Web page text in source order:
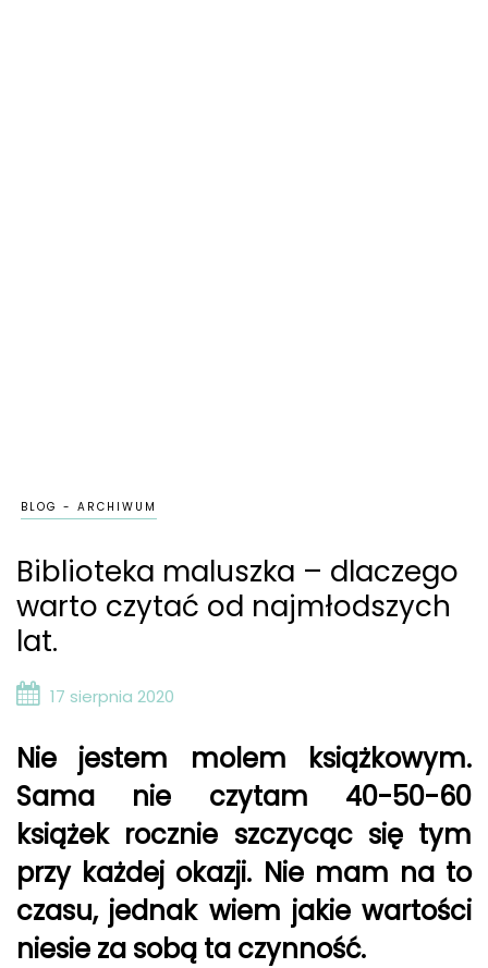
BLOG - ARCHIWUM
Biblioteka maluszka – dlaczego
warto czytać od najmłodszych
lat.
17 sierpnia 2020
Nie jestem molem książkowym.
Sama nie czytam 40-50-60
książek rocznie szczycąc się tym
przy każdej okazji. Nie mam na to
czasu, jednak wiem jakie wartości
niesie za sobą ta czynność.